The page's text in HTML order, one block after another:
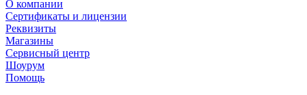
О компании
Сертификаты и лицензии
Реквизиты
Магазины
Сервисный центр
Шоурум
Помощь